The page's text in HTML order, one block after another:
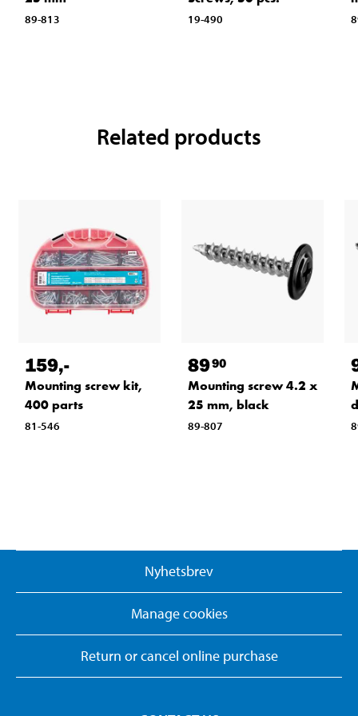
89-813 19-490
Related products
159,-
Mounting screw kit,
400 parts
81-546
8990
Mounting screw 4.2 x
25 mm, black
89-807
Nyhetsbrev
Manage cookies
Return or cancel online purchase